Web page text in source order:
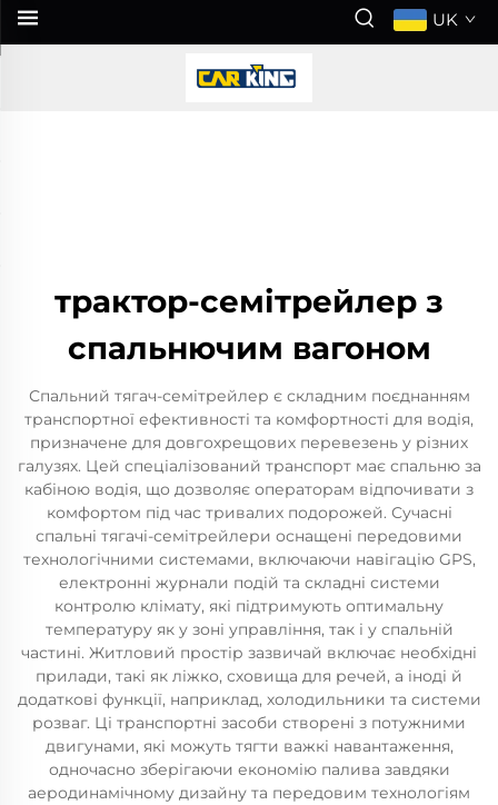
UK
трактор-семітрейлер з
спальнючим вагоном
Спальний тягач-семітрейлер є складним поєднанням
транспортної ефективності та комфортності для водія,
призначене для довгохрещових перевезень у різних
галузях. Цей спеціалізований транспорт має спальню за
кабіною водія, що дозволяє операторам відпочивати з
комфортом під час тривалих подорожей. Сучасні
спальні тягачі-семітрейлери оснащені передовими
технологічними системами, включаючи навігацію GPS,
електронні журнали подій та складні системи
контролю клімату, які підтримують оптимальну
температуру як у зоні управління, так і у спальній
частині. Житловий простір зазвичай включає необхідні
прилади, такі як ліжко, сховища для речей, а іноді й
додаткові функції, наприклад, холодильники та системи
розваг. Ці транспортні засоби створені з потужними
двигунами, які можуть тягти важкі навантаження,
одночасно зберігаючи економію палива завдяки
аеродинамічному дизайну та передовим технологіям